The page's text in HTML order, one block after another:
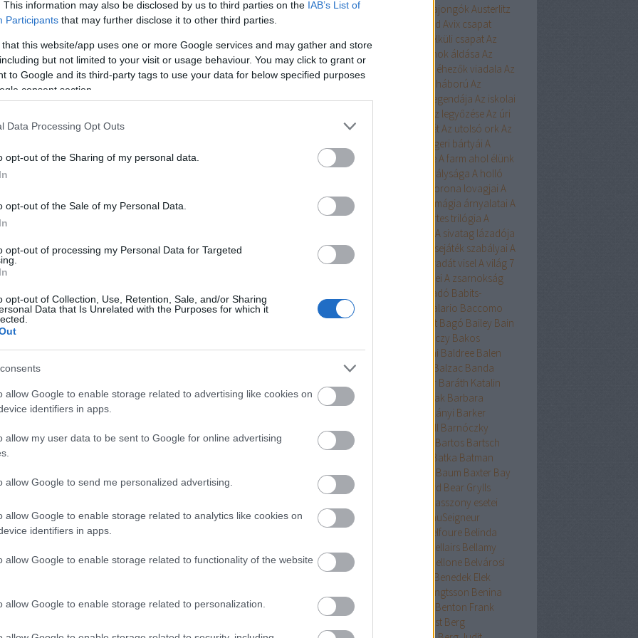
This information may also be disclosed by us to third parties on the IAB’s List of
Participants that may further disclose it to other third parties.
that this website/app uses one or more Google services and may gather and store
but not limited to your visit or usage behaviour. You may click to grant or
to Google and its third-party tags to use your data for below specified purposes
consent section.
Data Processing Opt Outs
opt-out of the Sharing of my personal data.
opt-out of the Sale of my Personal Data.
opt-out of processing my Personal Data for Targeted
opt-out of Collection, Use, Retention, Sale, and/or Sharing
Data that Is Unrelated with the Purposes for which it
allow Google to enable storage related to advertising like cookies on
identifiers in apps.
allow my user data to be sent to Google for online advertising
allow Google to send me personalized advertising.
allow Google to enable storage related to analytics like cookies on
identifiers in apps.
allow Google to enable storage related to functionality of the website
allow Google to enable storage related to personalization.
dől el!” – szokták mondani. Talán egyetértünk ezzel, de
ingerültséget kelt bennünk ez a mondat, annyiszor hallhattuk
értelmezésben, hogy elegendő „pozitívan
ettől majd jól mennek a dolgok. Az élet…
TOVÁBB
Az auschwitzi ikrek
az életüket köszönhetik annak, hogy ikrek. Ám könnyen
az a halálnál is rosszabb.1944 nyarán Mózes Évát a
deportálták.A családot a…
Szólj hozzá!
történelmi memoár
- gyűjtemény 2.
Aubert Aurora Austen-rajongók Austerlitz
Aveyard Avix csapat
Awad
Ázsia-saga Az arc nélküli csapatAz
auschwitzi bába
Az égi hivatalnok áldása Az
egydolláros ló
Az éhezők viadala Az
éjszaka hercege
Az első hangy háború Az
elveszett flottaAz északi erdő legendája Az iskolai
Az Olimposz legyőzéseAz úri
csirkefogóAz utolsó huszonhétAz utolsó ork Az
A Birodalom tengeri bártyái A
démoni kultiváció nagymestereA farm ahol élünk
A híd királysága A holló
A korona lovagjai A
levegő népe
A mágia árnyalatai A
mágia rabjai
A nyertes trilógia A
A sivatag lázadója
A szerelem egyenlete
A szerencsejáték szabályai A
szőlő boszorkánya
A tacskó Pradát viselA világ 7
A Yellowstone alfahímjei A zsarnokság
Babilon Kiadó Babits-
gyilkosságok
Baccalario Baccomo
BackmanBaehr Baggot Bagó Bailey Bain
Bakóczy Bakos
Balatoni krimik
Baldini Baldree Balen
Bálint ErikaBallard Balzac Banda
Bán Mór Baráth Katalin
Baráth Viktória
Barátnak tartalak Barbara
Bárkányi Barker
BarlogBarnard Barnhill Barnóczky
Baron
Barreau Bartos Bartsch
Batka Batman
történetekBauer Baum Baxter Bay
Bayard
Bazterrica Beard Bear Grylls
Beatrice Hyde-Clare kisasszony esetei
Beatriz Williams
BeauSeigneur
Beecher Stowe
Belfoure Belinda
Bellairs Bellamy
Creek
Belle Bellinger-nővérek Bellone Belvárosi
Benedek Elek
Bengtsson Benina
Benioff
Benkő
Benton Frank
Berest Berg